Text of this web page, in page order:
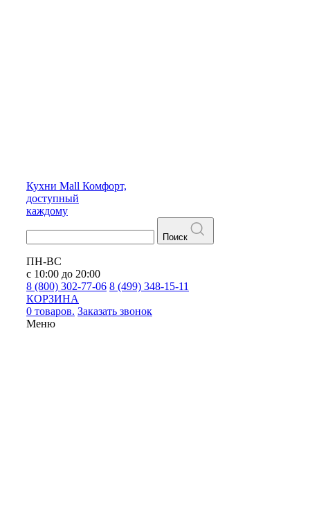
Кухни Mall Комфорт,
доступный
каждому
Поиск
ПН-ВС
с 10:00 до 20:00
8 (800) 302-77-06 8 (499) 348-15-11
КОРЗИНА
0 товаров. Заказать звонок
Меню